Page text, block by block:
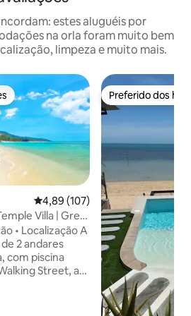
estes aluguéis por
na orla foram muito bem
limpeza e muito mais.
4,89 de uma avaliação média de
4,89 (107)
Villa | Great
• Localização A
2 andares
com piscina
Street, a
Preferido dos
Preferido dos